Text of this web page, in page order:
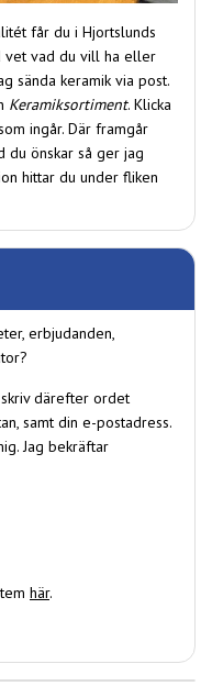
får du i Hjortslunds
vet vad du vill ha eller
sända keramik via post.
Keramiksortiment. Klicka
ingår. Där framgår
du önskar så ger jag
hittar du under fliken
erbjudanden,
skriv därefter ordet
samt din e-postadress.
Jag bekräftar
här.